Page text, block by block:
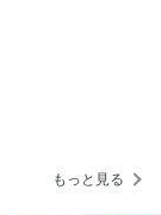
井優希（僕が見
マクマホン』
もっと見る